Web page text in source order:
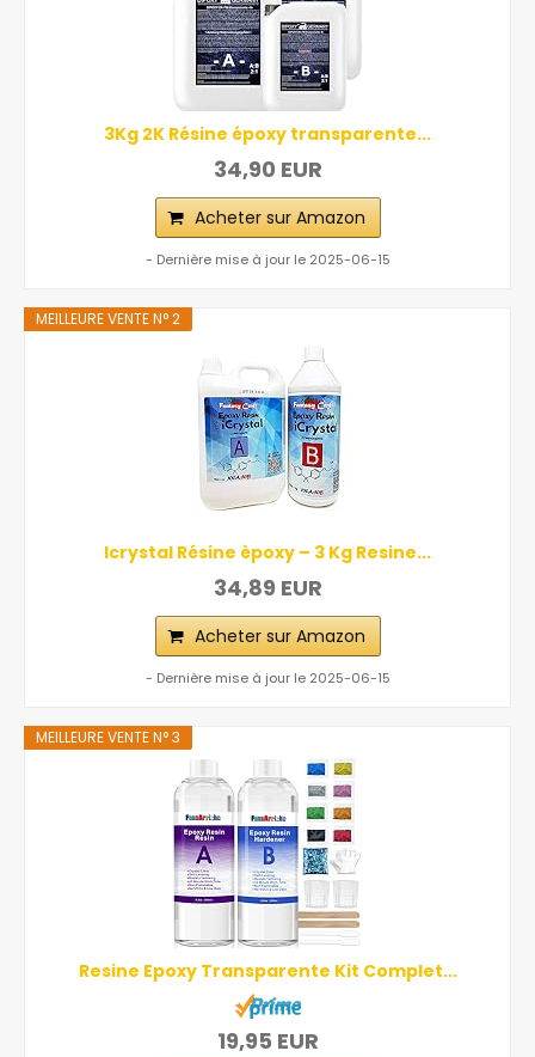
3Kg 2K Résine époxy transparente...
34,90 EUR
Acheter sur Amazon
- Dernière mise à jour le 2025-06-15
MEILLEURE VENTE N° 2
Icrystal Résine èpoxy – 3 Kg Resine...
34,89 EUR
Acheter sur Amazon
- Dernière mise à jour le 2025-06-15
MEILLEURE VENTE N° 3
Resine Epoxy Transparente Kit Complet...
19,95 EUR